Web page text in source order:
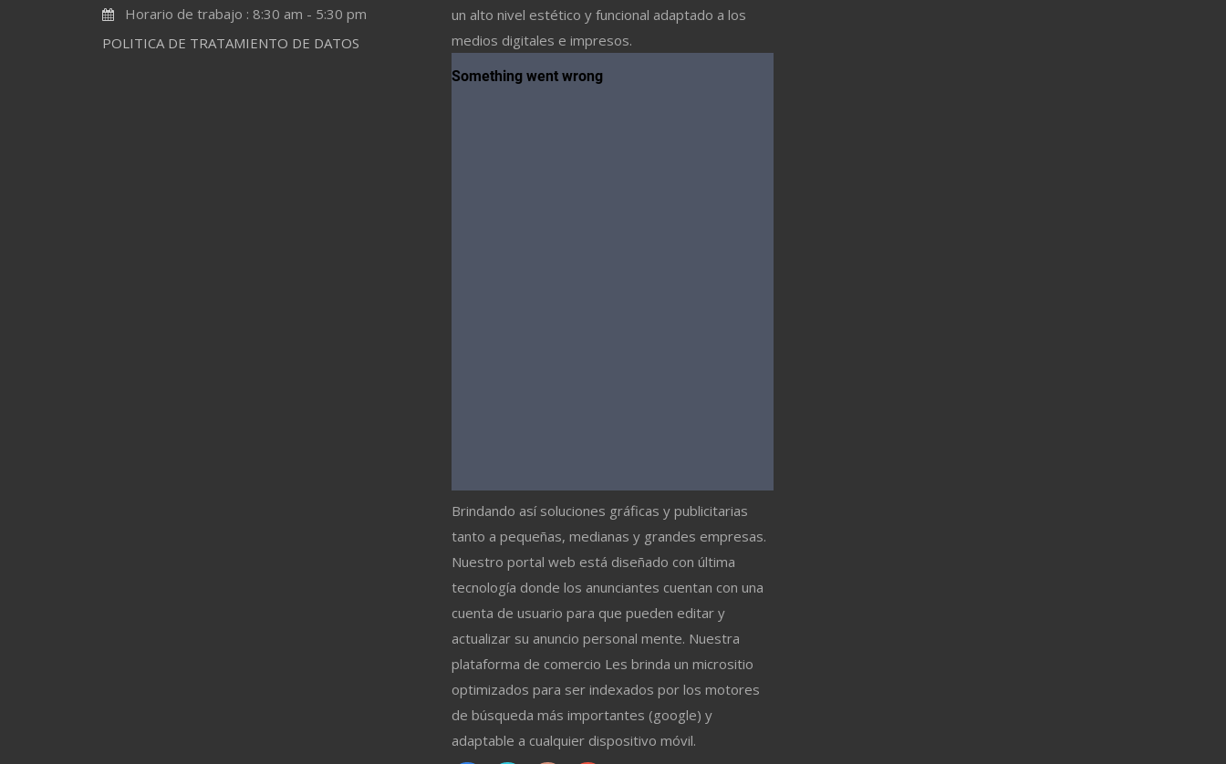
Horario de trabajo : 8:30 am - 5:30 pm
POLITICA DE TRATAMIENTO DE DATOS
un alto nivel estético y funcional adaptado a los
medios digitales e impresos.
Brindando así soluciones gráficas y publicitarias
tanto a pequeñas, medianas y grandes empresas.
Nuestro portal web está diseñado con última
tecnología donde los anunciantes cuentan con una
cuenta de usuario para que pueden editar y
actualizar su anuncio personal mente. Nuestra
plataforma de comercio Les brinda un micrositio
optimizados para ser indexados por los motores
de búsqueda más importantes (google) y
adaptable a cualquier dispositivo móvil.